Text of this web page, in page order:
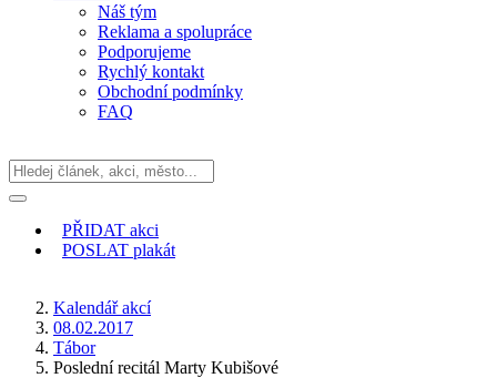
Náš tým
Reklama a spolupráce
Podporujeme
Rychlý kontakt
Obchodní podmínky
FAQ
PŘIDAT akci
POSLAT plakát
Kalendář akcí
08.02.2017
Tábor
Poslední recitál Marty Kubišové